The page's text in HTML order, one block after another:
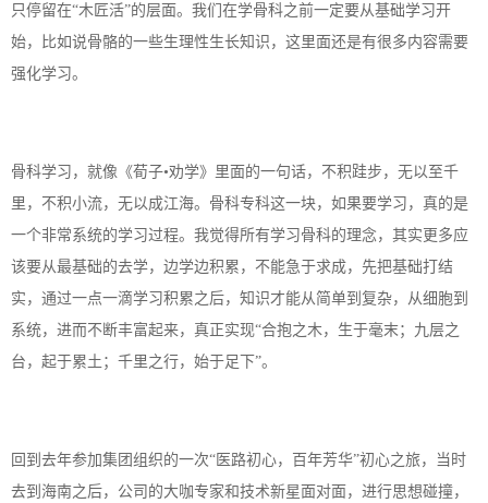
只停留在“木匠活”的层面。我们在学骨科之前一定要从基础学习开
始，比如说骨骼的一些生理性生长知识，这里面还是有很多内容需要
强化学习。
骨科学习，就像《荀子•劝学》里面的一句话，不积跬步，无以至千
里，不积小流，无以成江海。骨科专科这一块，如果要学习，真的是
一个非常系统的学习过程。我觉得所有学习骨科的理念，其实更多应
该要从最基础的去学，边学边积累，不能急于求成，先把基础打结
实，通过一点一滴学习积累之后，知识才能从简单到复杂，从细胞到
系统，进而不断丰富起来，真正实现“合抱之木，生于毫末；九层之
台，起于累土；千里之行，始于足下”。
回到去年参加集团组织的一次“医路初心，百年芳华”初心之旅，当时
去到海南之后，公司的大咖专家和技术新星面对面，进行思想碰撞，